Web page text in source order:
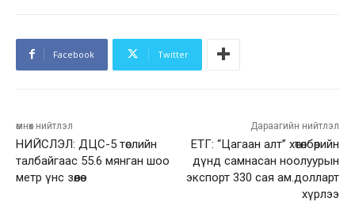
Facebook Twitter
өмнөх нийтлэл
НИЙСЛЭЛ: ДЦС-5 төслийн
талбайгаас 55.6 мянган шоо
метр үнс зөөлөө
Дараагийн нийтлэл
ЕТГ: “Цагаан алт” хөтөлбөрийн
дүнд самнасан ноолуурын
экспорт 330 сая ам.долларт
хүрлээ